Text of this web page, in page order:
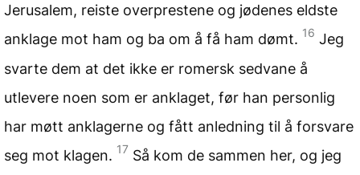
Jerusalem, reiste overprestene og jødenes eldste
anklage mot ham og ba om å få ham dømt. 16 Jeg
svarte dem at det ikke er romersk sedvane å
utlevere noen som er anklaget, før han personlig
har møtt anklagerne og fått anledning til å forsvare
seg mot klagen. 17 Så kom de sammen her, og jeg